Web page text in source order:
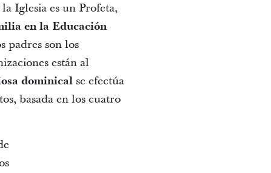
Iglesia es un Profeta,
en la Educación
padres son los
están al
dominicalse efectúa
basada en los cuatro